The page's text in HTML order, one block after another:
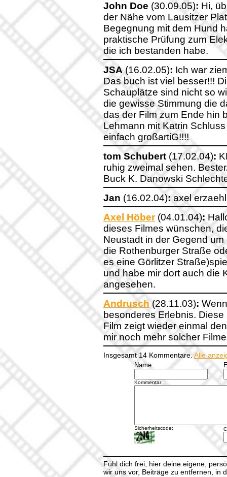
John Doe (30.09.05): Hi,
der Nähe vom Lausitzer
Begegnung mit dem Hund
praktische Prüfung zum
die ich bestanden habe.
JSA(16.02.05): Ich war
Das buch ist viel besser!!!
Schauplätze sind nicht so
die gewisse Stimmung die
das der Film zum Ende hin
Lehmann mit Katrin
einfach großartiG!!!!
tom Schubert (17.02.04):
ruhig zweimal sehen.
Buck K. Danowski
Jan (16.02.04): axel
Axel Höber(04.01.04):
dieses Filmes wünschen,
Neustadt in der Gegend
die Rothenburger Straße
es eine Görlitzer
und habe mir dort auch die
angesehen.
Andrusch (28.11.03):
besonderes Erlebnis.
Film zeigt wieder einmal
mir noch mehr solcher
Insgesamt 14 Kommentare. Alle
Name:
Kommentar:
Sicherheitscode:
Fühl dich frei, hier deine eigene,
wir uns vor, Beiträge zu entfernen, in